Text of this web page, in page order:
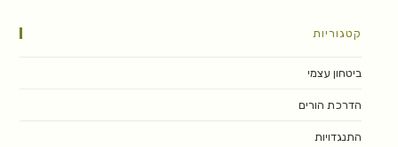
קטגוריות
ביטחון עצמי
הדרכת הורים
התנגדויות